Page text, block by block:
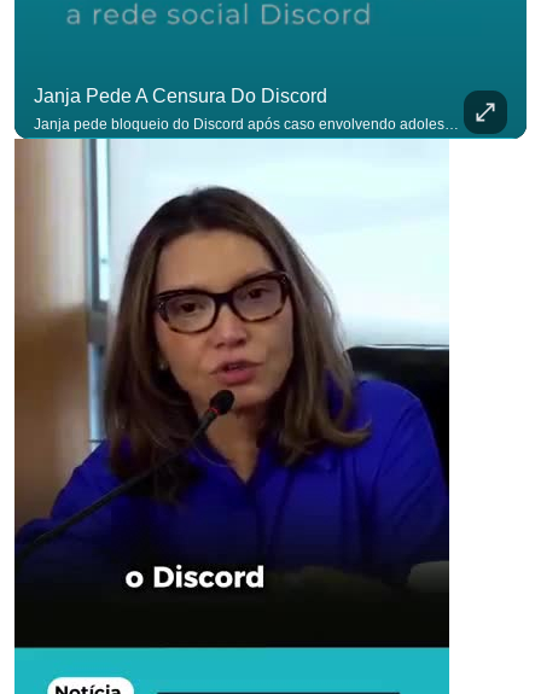
Janja Pede A Censura Do Discord